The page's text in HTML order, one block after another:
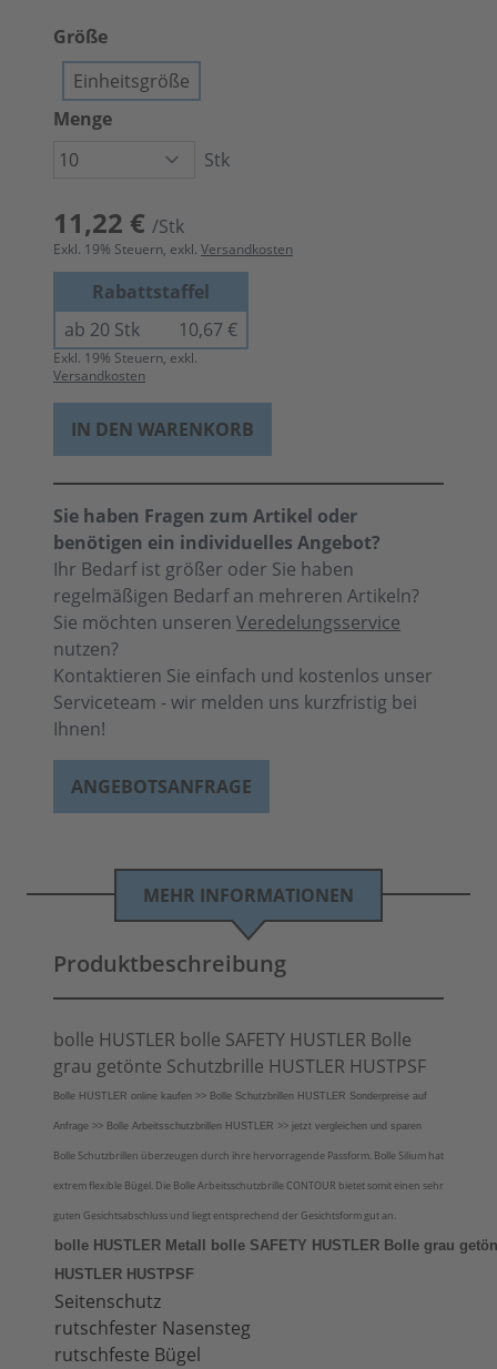
Größe
Einheitsgröße
Menge
Stk
11,22 € /Stk
Exkl. 19% Steuern, exkl. Versandkosten
Rabattstaffel
ab 20 Stk
10,67 €
Exkl. 19% Steuern, exkl.
Versandkosten
IN DEN WARENKORB
Sie haben Fragen zum Artikel oder
benötigen ein individuelles Angebot?
Ihr Bedarf ist größer oder Sie haben
regelmäßigen Bedarf an mehreren Artikeln?
Sie möchten unseren Veredelungsservice
nutzen?
Kontaktieren Sie einfach und kostenlos unser
Serviceteam - wir melden uns kurzfristig bei
Ihnen!
ANGEBOTSANFRAGE
MEHR INFORMATIONEN
Produktbeschreibung
bolle HUSTLER bolle SAFETY HUSTLER Bolle
grau getönte Schutzbrille HUSTLER HUSTPSF
Bolle HUSTLER online kaufen >> Bolle Schutzbrillen HUSTLER Sonderpreise auf
Anfrage >> Bolle Arbeitsschutzbrillen HUSTLER >> jetzt vergleichen und sparen
Bolle Schutzbrillen überzeugen durch ihre hervorragende Passform. Bolle Silium hat
extrem flexible Bügel. Die Bolle Arbeitsschutzbrille CONTOUR bietet somit einen sehr
guten Gesichtsabschluss und liegt entsprechend der Gesichtsform gut an.
bolle HUSTLER Metall bolle SAFETY HUSTLER Bolle grau
HUSTLER HUSTPSF
Seitenschutz
rutschfester Nasensteg
rutschfeste Bügel